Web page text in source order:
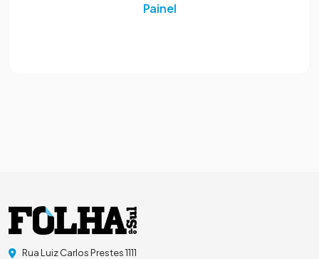
Painel
Rua Luiz Carlos Prestes 1111